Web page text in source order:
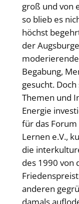
groß und von
so blieb es
höchst
der
Begabung,
gesucht.
Themen und
Energie
für das
Lernen e.V.,
die
des 1990 von
anderen